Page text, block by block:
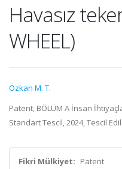
Havasız
WHEEL)
Özkan M. T.
Patent, BÖLÜM A İnsan
Standart Tescil, 2024, Tescil
Fikri Mülkiyet: Patent